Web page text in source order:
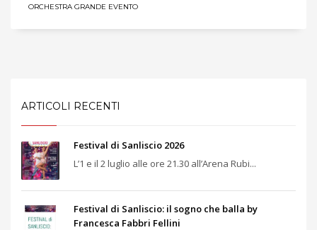
ORCHESTRA GRANDE EVENTO
ARTICOLI RECENTI
Festival di Sanliscio 2026
L’1 e il 2 luglio alle ore 21.30 all’Arena Rubi...
Festival di Sanliscio: il sogno che balla by
Francesca Fabbri Fellini